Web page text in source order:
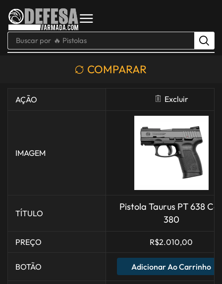
Buscar por 🔥 Pistolas
COMPARAR
AÇÃO Excluir
IMAGEM
TÍTULO
Pistola Taurus PT 638
380
PREÇO R$2.010,00
BOTÃO Adicionar Ao Carrinho